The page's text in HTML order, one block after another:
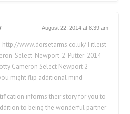
August 22, 2014 at 8:39 am
www.dorsetarms.co.uk/Titleist-
Select-Newport-2-Putter-2014-
Cameron Select Newport 2
might flip additional mind
informs their story for you to
to being the wonderful partner